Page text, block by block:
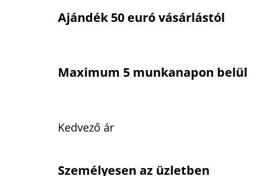
Ajándék 50 euró vásárlástól
Maximum 5 munkanapon belül
Kedvező ár
Személyesen az üzletben